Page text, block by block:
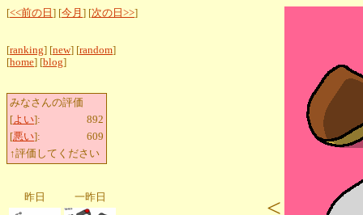
[<<前の日 ] [今月 ] [次の日>>]
[ranking] [new] [random]
[home] [blog]
みなさんの評価
[よい]:
892
[悪い]:
609
↑評価してください
昨日 一昨日 <